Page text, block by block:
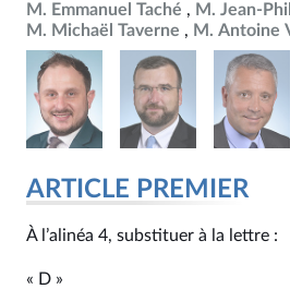
M. Emmanuel Taché
M. Jean-
M. Michaël Taverne
M. Antoine
ARTICLE PREMIER
À l’alinéa 4, substituer à la lettre :
« D »